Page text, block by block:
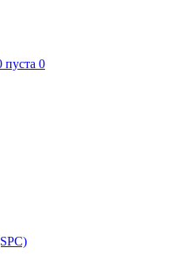
пуста 0